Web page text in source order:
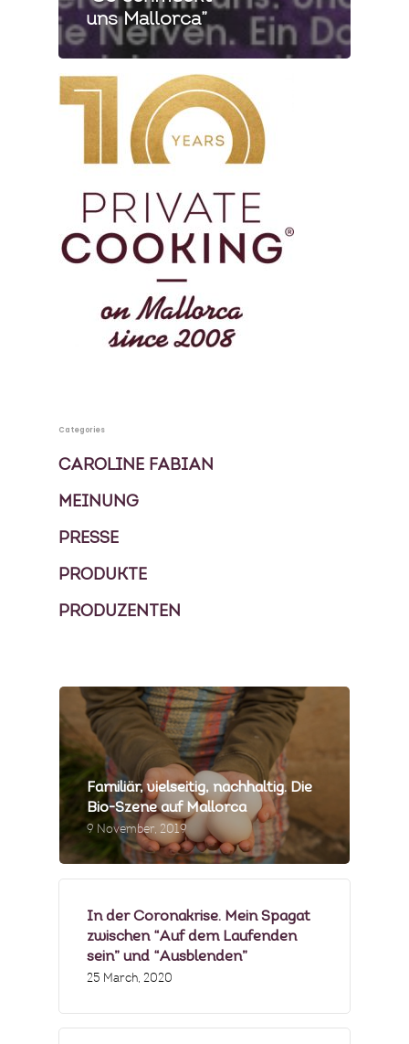
uns Mallorca”
Categories
CAROLINE FABIAN
MEINUNG
PRESSE
PRODUKTE
PRODUZENTEN
Familiär, vielseitig, nachhaltig. Die
Bio-Szene auf Mallorca
9 November, 2019
In der Coronakrise. Mein Spagat
zwischen “Auf dem Laufenden
sein” und “Ausblenden”
25 March, 2020
Private Cooking
Mallorca
PRESSE & MEDIEN
PRODUZENTEN
MENÜBEISPIELE
FOTOGALERIE
NEWSLETTER
FAQS